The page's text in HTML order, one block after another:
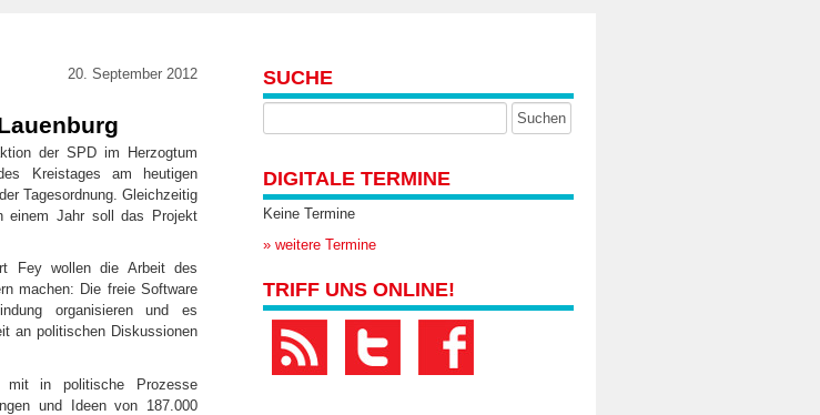
20. September 2012
der SPD im Herzogtum
Kreistages am heutigen
Tagesordnung. Gleichzeitig
einem Jahr soll das Projekt
Fey wollen die Arbeit des
machen: Die freie Software
organisieren und es
an politischen Diskussionen
mit in politische Prozesse
und Ideen von 187.000
SUCHE
DIGITALE TERMINE
Keine Termine
» weitere Termine
TRIFF UNS ONLINE!